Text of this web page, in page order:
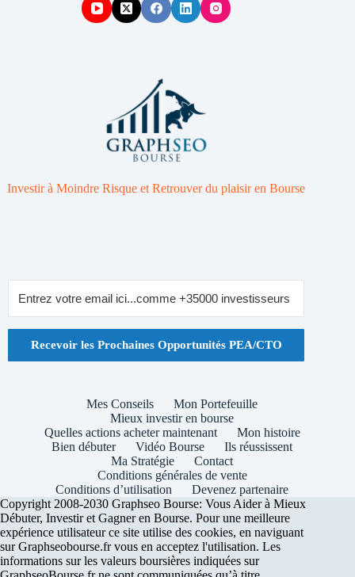
Investir à Moindre Risque et Retrouver du plaisir en Bourse
Recevoir les Prochaines Opportunités PEA/CTO
Mes Conseils
Mon Portefeuille
Mieux investir en bourse
Quelles actions acheter maintenant
Mon histoire
Bien débuter
Vidéo Bourse
Ils réussissent
Ma Stratégie
Contact
Conditions générales de vente
Conditions d’utilisation
Devenez partenaire
Copyright 2008-2030 Graphseo Bourse: Vous Aider à Mieux
Débuter, Investir et Gagner en Bourse. Pour une meilleure
expérience utilisateur ce site utilise des cookies, en naviguant
sur Graphseobourse.fr vous en acceptez l'utilisation. Les
informations sur les valeurs boursières indiquées sur